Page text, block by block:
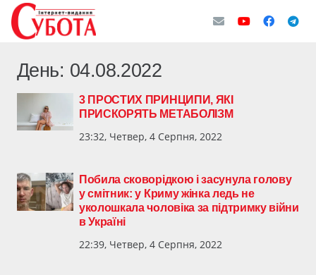
День: 04.08.2022
3 ПРОСТИХ ПРИНЦИПИ, ЯКІ
ПРИСКОРЯТЬ МЕТАБОЛІЗМ
23:32, Четвер, 4 Серпня, 2022
Побила сковорідкою і засунула голову
у смітник: у Криму жінка ледь не
уколошкала чоловіка за підтримку війни
в Україні
22:39, Четвер, 4 Серпня, 2022